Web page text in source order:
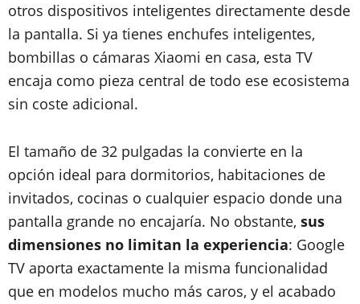
otros dispositivos inteligentes directamente desde
la pantalla. Si ya tienes enchufes inteligentes,
bombillas o cámaras Xiaomi en casa, esta TV
encaja como pieza central de todo ese ecosistema
sin coste adicional.
El tamaño de 32 pulgadas la convierte en la
opción ideal para dormitorios, habitaciones de
invitados, cocinas o cualquier espacio donde una
pantalla grande no encajaría. No obstante, sus
dimensiones no limitan la experiencia: Google
TV aporta exactamente la misma funcionalidad
que en modelos mucho más caros, y el acabado